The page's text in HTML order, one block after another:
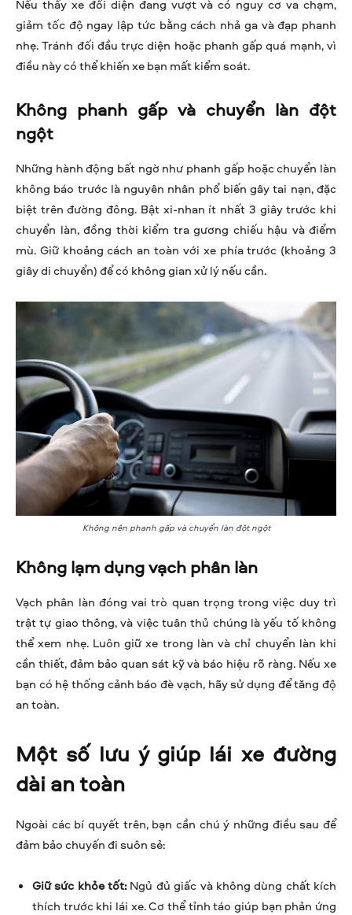
Nếu thấy xe đối diện đang vượt và có nguy cơ va chạm,
giảm tốc độ ngay lập tức bằng cách nhả ga và đạp phanh
nhẹ. Tránh đối đầu trực diện hoặc phanh gấp quá mạnh, vì
điều này có thể khiến xe bạn mất kiểm soát.
Không phanh gấp và chuyển làn đột
ngột
Những hành động bất ngờ như phanh gấp hoặc chuyển làn
không báo trước là nguyên nhân phổ biến gây tai nạn, đặc
biệt trên đường đông. Bật xi-nhan ít nhất 3 giây trước khi
chuyển làn, đồng thời kiểm tra gương chiếu hậu và điểm
mù. Giữ khoảng cách an toàn với xe phía trước (khoảng 3
giây di chuyển) để có không gian xử lý nếu cần.
Không nên phanh gấp và chuyển làn đột ngột
Không lạm dụng vạch phân làn
Vạch phân làn đóng vai trò quan trọng trong việc duy trì
trật tự giao thông, và việc tuân thủ chúng là yếu tố không
thể xem nhẹ. Luôn giữ xe trong làn và chỉ chuyển làn khi
cần thiết, đảm bảo quan sát kỹ và báo hiệu rõ ràng. Nếu xe
bạn có hệ thống cảnh báo đè vạch, hãy sử dụng để tăng độ
an toàn.
Một số lưu ý giúp lái xe đường
dài an toàn
Ngoài các bí quyết trên, bạn cần chú ý những điều sau để
đảm bảo chuyến đi suôn sẻ:
Giữ sức khỏe tốt:Ngủ đủ giấc và không dùng chất kích
thích trước khi lái xe. Cơ thể tỉnh táo giúp bạn phản ứng